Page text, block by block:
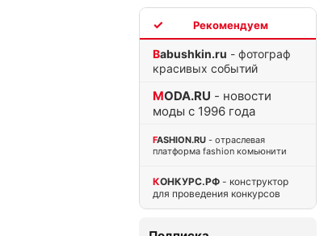
Babushkin.ru - фотограф
красивых событий
MODA.RU - новости
моды с 1996 года
FASHION.RU - отраслевая
платформа fashion комьюнити
КОНКУРС.РФ - конструктор
для проведения конкурсов